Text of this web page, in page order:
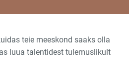
teie meeskond saaks olla
luua talentidest tulemuslikult